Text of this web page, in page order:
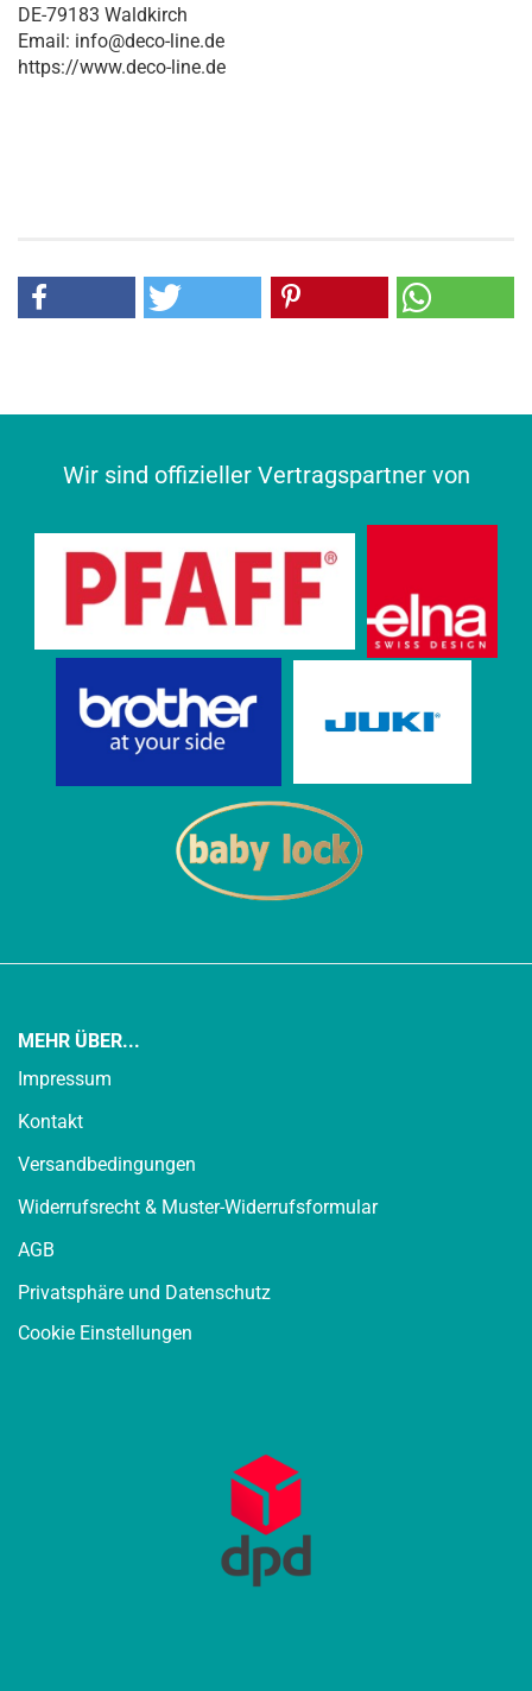
DE-79183 Waldkirch
Email: info@deco-line.de
https://www.deco-line.de
Wir sind offizieller Vertragspartner von
MEHR ÜBER...
Impressum
Kontakt
Versandbedingungen
Widerrufsrecht & Muster-Widerrufsformular
AGB
Privatsphäre und Datenschutz
Cookie Einstellungen